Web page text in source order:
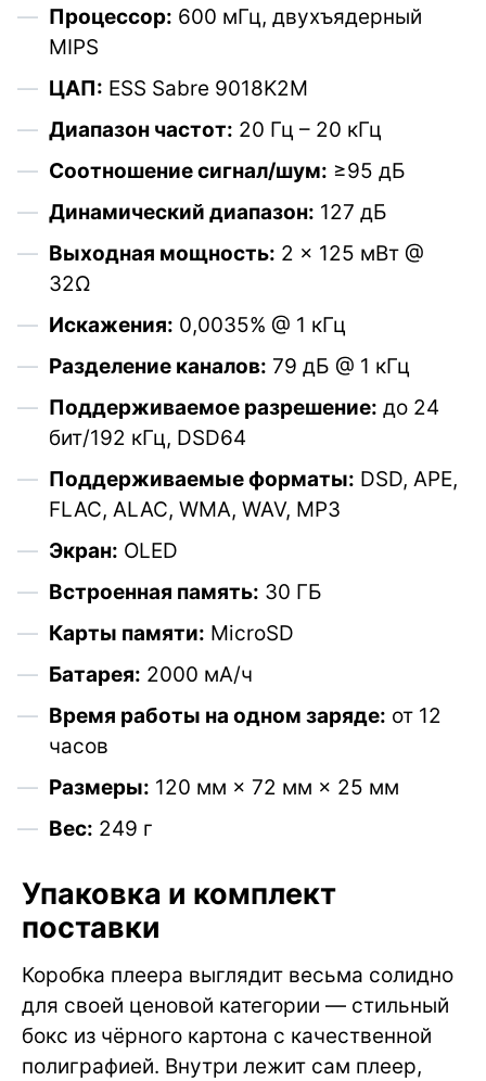
Процессор: 600 мГц, двухъядерный
MIPS
ЦАП: ESS Sabre 9018K2M
Диапазон частот: 20 Гц – 20 кГц
Соотношение сигнал/шум: ≥95 дБ
Динамический диапазон: 127 дБ
Выходная мощность: 2 × 125 мВт @
32Ω
Искажения: 0,0035% @ 1 кГц
Разделение каналов: 79 дБ @ 1 кГц
Поддерживаемое разрешение: до 24
бит/192 кГц, DSD64
Поддерживаемые форматы: DSD, APE,
FLAC, ALAC, WMA, WAV, MP3
Экран: OLED
Встроенная память: 30 ГБ
Карты памяти: MicroSD
Батарея: 2000 мА/ч
Время работы на одном заряде: от 12
часов
Размеры: 120 мм × 72 мм × 25 мм
Вес: 249 г
Упаковка и комплект
поставки
Коробка плеера выглядит весьма солидно
для своей ценовой категории — стильный
бокс из чёрного картона с качественной
полиграфией. Внутри лежит сам плеер,